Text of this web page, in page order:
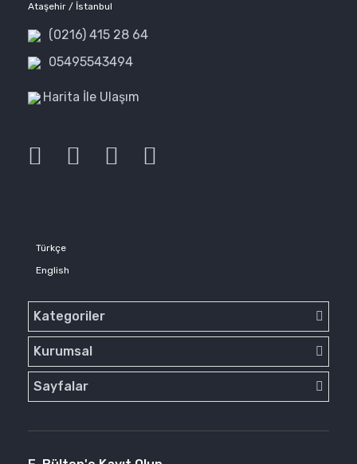
Ataşehir / İstanbul
(0216) 415 28 64
05495543494
Harita İle Ulaşım
Türkçe
English
Kategoriler
Kurumsal
Sayfalar